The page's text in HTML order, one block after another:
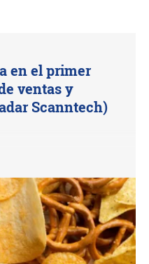
en el primer
ventas y
Scanntech)